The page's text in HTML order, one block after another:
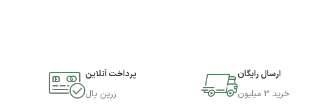
ارسال رایگان
خرید 3 میلیون
پرداخت آنلاین
زرین پال